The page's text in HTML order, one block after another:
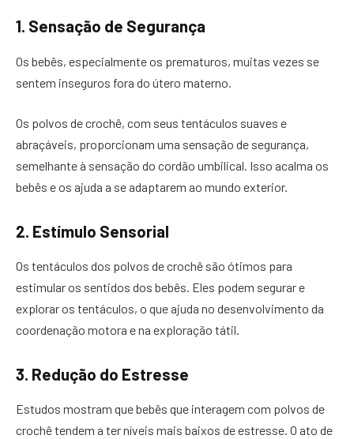
1. Sensação de Segurança
Os bebês, especialmente os prematuros, muitas vezes se
sentem inseguros fora do útero materno.
Os polvos de crochê, com seus tentáculos suaves e
abraçáveis, proporcionam uma sensação de segurança,
semelhante à sensação do cordão umbilical. Isso acalma os
bebês e os ajuda a se adaptarem ao mundo exterior.
2. Estímulo Sensorial
Os tentáculos dos polvos de crochê são ótimos para
estimular os sentidos dos bebês. Eles podem segurar e
explorar os tentáculos, o que ajuda no desenvolvimento da
coordenação motora e na exploração tátil.
3. Redução do Estresse
Estudos mostram que bebês que interagem com polvos de
crochê tendem a ter níveis mais baixos de estresse. O ato de